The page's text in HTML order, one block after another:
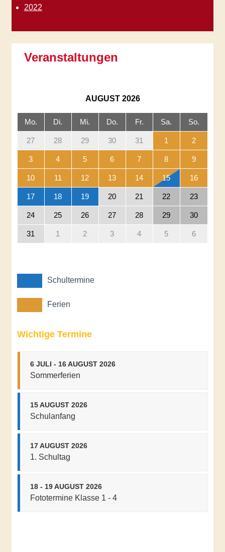
2022
Veranstaltungen
AUGUST 2026
Mo. Di. Mi. Do. Fr. Sa. So.
27 28 29 30 31 1 2
3 4 5 6 7 8 9
10 11 12 13 14 15 16
17 18 19 20 21 22 23
24 25 26 27 28 29 30
31 1 2 3 4 5 6
Schultermine
Ferien
Wichtige Termine
6 JULI - 16 AUGUST 2026
Sommerferien
15 AUGUST 2026
Schulanfang
17 AUGUST 2026
1. Schultag
18 - 19 AUGUST 2026
Fototermine Klasse 1 - 4